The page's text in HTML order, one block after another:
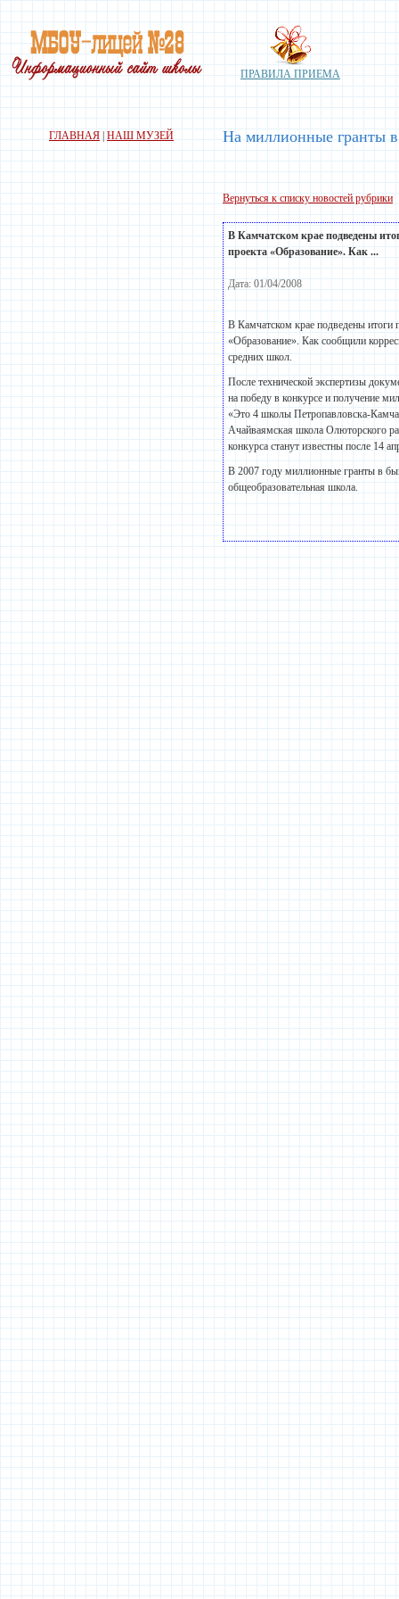
ПРАВИЛА ПРИЕМА
ГЛАВНАЯ НАШ МУЗЕЙ На миллионные гранты
Вернуться к списку новостей рубрики
В Камчатском крае подведены
проекта «Образование». Как ...
Дата: 01/04/2008
В Камчатском крае подведены итоги
«Образование». Как сообщили
средних школ.
После технической экспертизы
на победу в конкурсе и получение
«Это 4 школы Петропавловска-
Ачайваямская школа Олюторского
конкурса станут известны после 14
В 2007 году миллионные гранты в
общеобразовательная школа.